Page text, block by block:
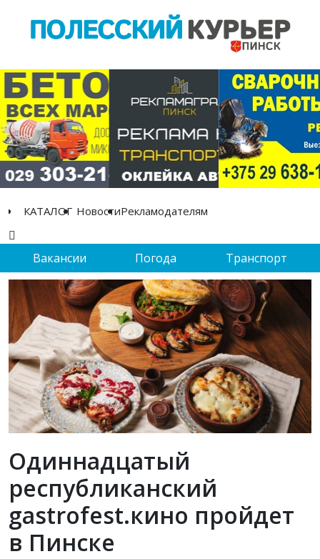
КАТАЛОГ НовостиРекламодателям
Вакансии Погода Транспорт
Одиннадцатый
республиканский
gastrofest.кино пройдет
в Пинске